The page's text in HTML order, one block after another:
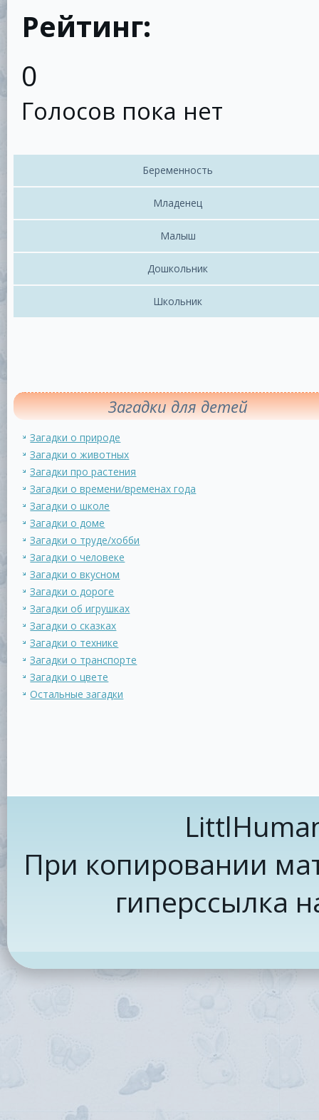
Рейтинг:
0
Голосов пока нет
Беременность
Младенец
Малыш
Дошкольник
Школьник
Загадки для детей
Загадки о природе
Загадки о животных
Загадки про растения
Загадки о времени/временах года
Загадки о школе
Загадки о доме
Загадки о труде/хобби
Загадки о человеке
Загадки о вкусном
Загадки о дороге
Загадки об игрушках
Загадки о сказках
Загадки о технике
Загадки о транспорте
Загадки о цвете
Остальные загадки
При копировании
гиперссылка